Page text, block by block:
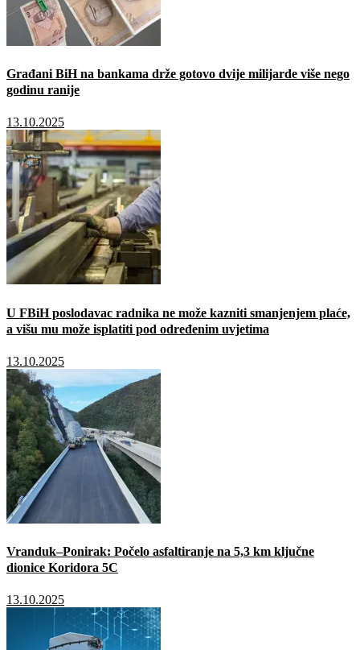
Građani BiH na bankama drže gotovo dvije milijarde više nego
godinu ranije
13.10.2025
U FBiH poslodavac radnika ne može kazniti smanjenjem plaće,
a višu mu može isplatiti pod određenim uvjetima
13.10.2025
Vranduk–Ponirak: Počelo asfaltiranje na 5,3 km ključne
dionice Koridora 5C
13.10.2025